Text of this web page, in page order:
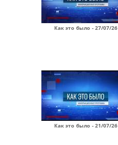
Как это было - 27/07/26
Как это было - 21/07/26